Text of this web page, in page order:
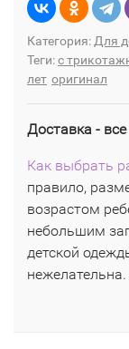
Категория:Для
Теги:с
лет оригинал
Доставка -
Как выбрать
правило,
возрастом
небольшим
детской
нежелательна.